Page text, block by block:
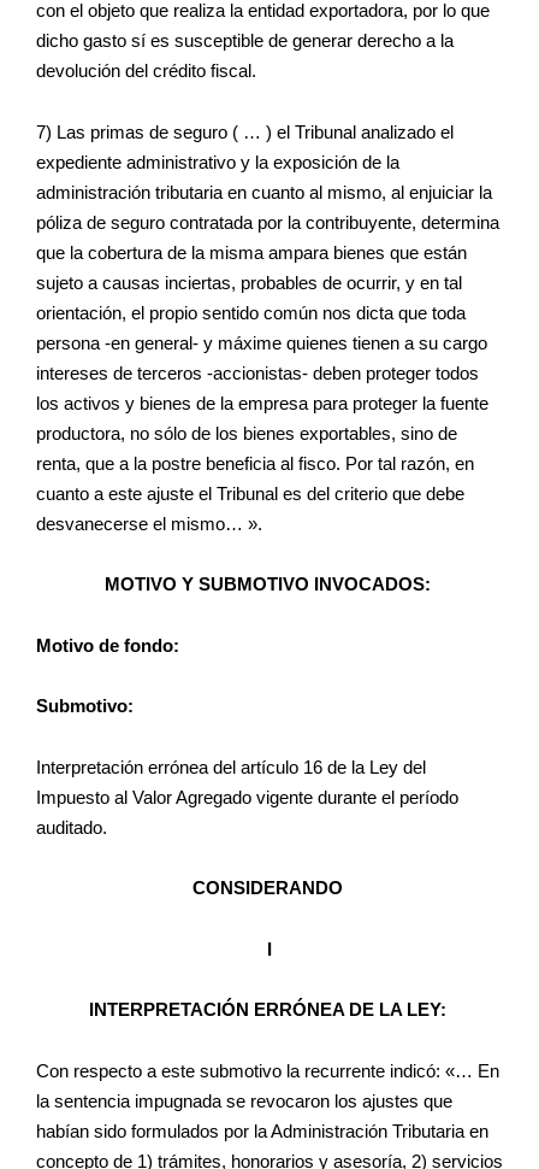
con el objeto que realiza la entidad exportadora, por lo que
dicho gasto sí es susceptible de generar derecho a la
devolución del crédito fiscal.
7) Las primas de seguro ( … ) el Tribunal analizado el
expediente administrativo y la exposición de la
administración tributaria en cuanto al mismo, al enjuiciar la
póliza de seguro contratada por la contribuyente, determina
que la cobertura de la misma ampara bienes que están
sujeto a causas inciertas, probables de ocurrir, y en tal
orientación, el propio sentido común nos dicta que toda
persona -en general- y máxime quienes tienen a su cargo
intereses de terceros -accionistas- deben proteger todos
los activos y bienes de la empresa para proteger la fuente
productora, no sólo de los bienes exportables, sino de
renta, que a la postre beneficia al fisco. Por tal razón, en
cuanto a este ajuste el Tribunal es del criterio que debe
desvanecerse el mismo… ».
MOTIVO Y SUBMOTIVO INVOCADOS:
Motivo de fondo:
Submotivo:
Interpretación errónea del artículo 16 de la Ley del
Impuesto al Valor Agregado vigente durante el período
auditado.
CONSIDERANDO
INTERPRETACIÓN ERRÓNEA DE LA LEY:
Con respecto a este submotivo la recurrente indicó: «… En
la sentencia impugnada se revocaron los ajustes que
habían sido formulados por la Administración Tributaria en
concepto de 1) trámites, honorarios y asesoría, 2) servicios